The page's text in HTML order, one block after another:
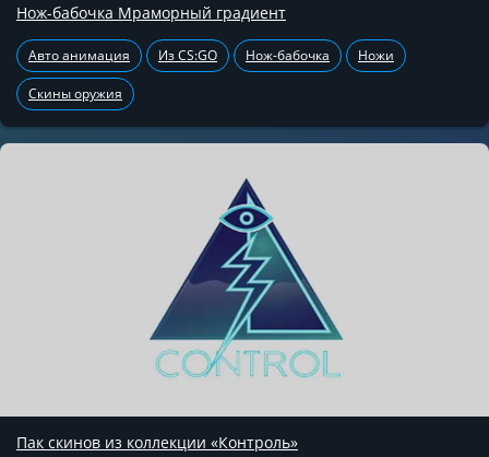
Нож-бабочка Мраморный градиент
Авто анимация Из CS:GO Нож-бабочка Ножи
Скины оружия
Пак скинов из коллекции «Контроль»